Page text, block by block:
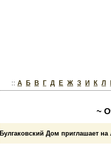
:: А Б В Г Д Е Ж З И К Л
~
Булгаковский Дом приглашает